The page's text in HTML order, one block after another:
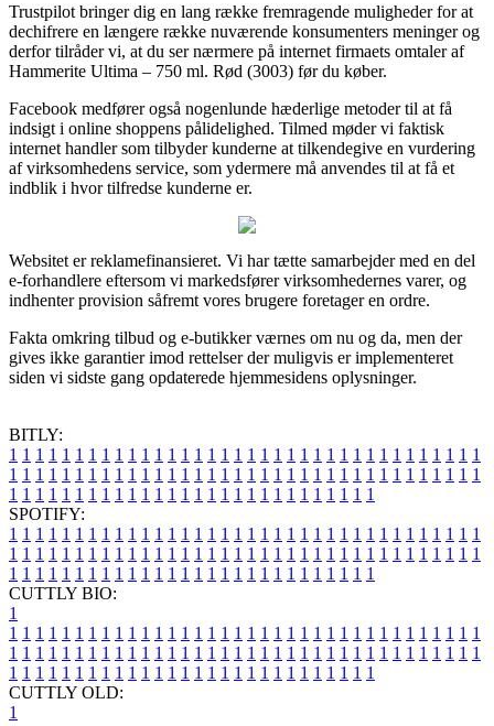
Trustpilot bringer dig en lang række fremragende muligheder for at
dechifrere en længere række nuværende konsumenters meninger og
derfor tilråder vi, at du ser nærmere på internet firmaets omtaler af
Hammerite Ultima – 750 ml. Rød (3003) før du køber.
Facebook medfører også nogenlunde hæderlige metoder til at få
indsigt i online shoppens pålidelighed. Tilmed møder vi faktisk
internet handler som tilbyder kunderne at tilkendegive en vurdering
af virksomhedens service, som ydermere må anvendes til at få et
indblik i hvor tilfredse kunderne er.
Websitet er reklamefinansieret. Vi har tætte samarbejder med en del
e-forhandlere eftersom vi markedsfører virksomhedernes varer, og
indhenter provision såfremt vores brugere foretager en ordre.
Fakta omkring tilbud og e-butikker værnes om nu og da, men der
gives ikke garantier imod rettelser der muligvis er implementeret
siden vi sidste gang opdaterede hjemmesidens oplysninger.
BITLY:
1 1 1 1 1 1 1 1 1 1 1 1 1 1 1 1 1 1 1 1 1 1 1 1 1 1 1 1 1 1 1 1 1 1 1 1
1 1 1 1 1 1 1 1 1 1 1 1 1 1 1 1 1 1 1 1 1 1 1 1 1 1 1 1 1 1 1 1 1 1 1 1
1 1 1 1 1 1 1 1 1 1 1 1 1 1 1 1 1 1 1 1 1 1 1 1 1 1 1 1
SPOTIFY:
1 1 1 1 1 1 1 1 1 1 1 1 1 1 1 1 1 1 1 1 1 1 1 1 1 1 1 1 1 1 1 1 1 1 1 1
1 1 1 1 1 1 1 1 1 1 1 1 1 1 1 1 1 1 1 1 1 1 1 1 1 1 1 1 1 1 1 1 1 1 1 1
1 1 1 1 1 1 1 1 1 1 1 1 1 1 1 1 1 1 1 1 1 1 1 1 1 1 1 1
CUTTLY BIO:
1
1 1 1 1 1 1 1 1 1 1 1 1 1 1 1 1 1 1 1 1 1 1 1 1 1 1 1 1 1 1 1 1 1 1 1 1
1 1 1 1 1 1 1 1 1 1 1 1 1 1 1 1 1 1 1 1 1 1 1 1 1 1 1 1 1 1 1 1 1 1 1 1
1 1 1 1 1 1 1 1 1 1 1 1 1 1 1 1 1 1 1 1 1 1 1 1 1 1 1 1
CUTTLY OLD:
1